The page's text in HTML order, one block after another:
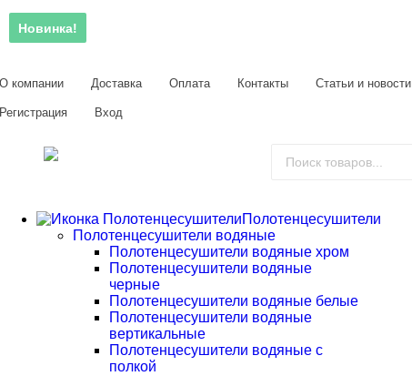
О компании Доставка Оплата Контакты Статьи и новости
Регистрация Вход
Полотенцесушители
Полотенцесушители водяные
Полотенцесушители водяные хром
Полотенцесушители водяные
черные
Полотенцесушители водяные белые
Полотенцесушители водяные
вертикальные
Полотенцесушители водяные с
полкой
Новинка!